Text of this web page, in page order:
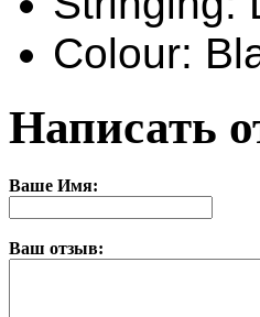
Colour:
Написать
Ваше Имя:
Ваш отзыв: